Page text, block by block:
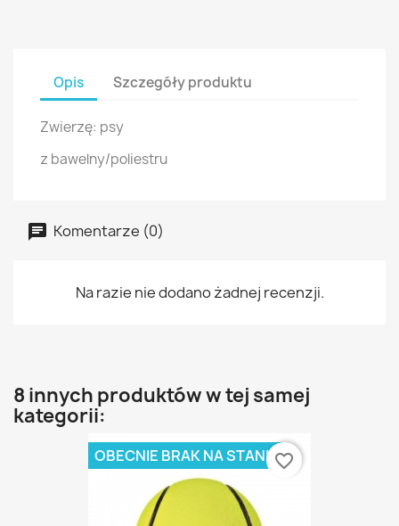
Opis Szczegóły produktu
Zwierzę: psy
z bawelny/poliestru
Komentarze (0)
Na razie nie dodano żadnej recenzji.
8 innych produktów w tej samej
kategorii:
OBECNIE BRAK NA STANIEfavorite_border